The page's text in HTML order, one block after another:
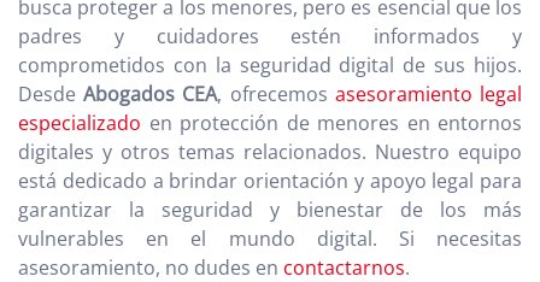
busca proteger a los menores, pero es esencial que los
padres y cuidadores estén informados y
comprometidos con la seguridad digital de sus hijos.
DesdeAbogados CEA, ofrecemos asesoramiento legal
especializado en protección de menores en entornos
digitales y otros temas relacionados. Nuestro equipo
está dedicado a brindar orientación y apoyo legal para
garantizar la seguridad y bienestar de los más
vulnerables en el mundo digital. Si necesitas
asesoramiento, no dudes en contactarnos.